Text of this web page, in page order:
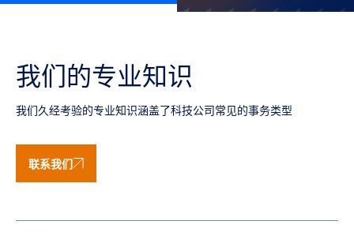
我们的专业知识
我们久经考验的专业知识涵盖了科技公司常见的事务类型
联系我们